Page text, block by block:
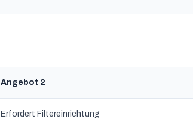
Angebot 2
Erfordert Filtereinrichtung